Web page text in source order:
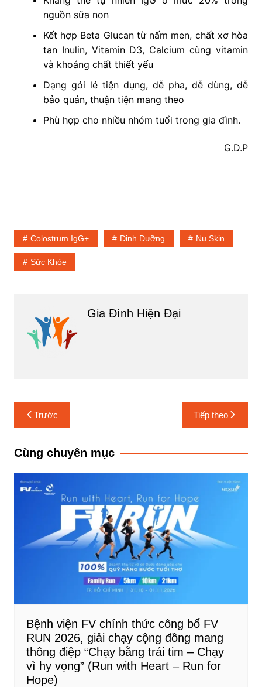
nguồn sữa non
Kết hợp Beta Glucan từ nấm men, chất xơ hòa
tan Inulin, Vitamin D3, Calcium cùng vitamin
và khoáng chất thiết yếu
Dạng gói lẻ tiện dụng, dễ pha, dễ dùng, dễ
bảo quản, thuận tiện mang theo
Phù hợp cho nhiều nhóm tuổi trong gia đình.
G.D.P
Colostrum IgG+ Dinh Dưỡng Nu Skin
Sức Khỏe
Gia Đình Hiện Đại
Điều
hướng
bài
Trước Tiếp theo
Cùng chuyên mục
Bệnh viện FV chính thức công bố FV
RUN 2026, giải chạy cộng đồng mang
thông điệp “Chạy bằng trái tim – Chạy
vì hy vọng” (Run with Heart – Run for
Hope)